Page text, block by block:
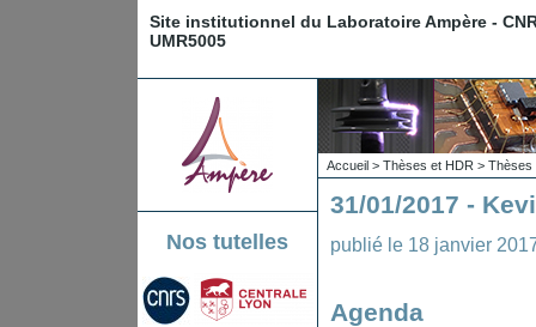
Site institutionnel du Laboratoire Ampère -
UMR5005
Nos tutelles
Accueil > Thèses et HDR > Thèses
31/01/2017 -
publié le 18 janvier
Agenda